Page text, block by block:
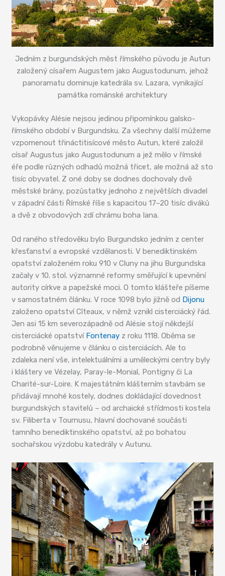
Jedním z burgundských měst římského původu je Autun
založený císařem Augustem jako Augustodunum, jehož
panoramatu dominuje katedrála sv. Lazara, vynikající
památka románské architektury
Vykopávky Alésie nejsou jedinou připomínkou galsko-
římského období v Burgundsku. Za všechny další můžeme
vzpomenout třináctitisícové město Autun, které založil
císař Augustus jako Augustodunum a jež mělo v římské
éře podle různých odhadů možná třicet, ale možná až sto
tisíc obyvatel. Z oné doby se dodnes dochovaly dvě
městské brány, pozůstatky jednoho z největších divadel
v západní části Římské říše s kapacitou 17–20 tisíc diváků
a dvě z obvodových zdí chrámu boha Iana.
Od raného středověku bylo Burgundsko jedním z center
křesťanství a evropské vzdělanosti. V benediktinském
opatství založeném roku 910 v Cluny na jihu Burgundska
začaly v 10. stol. významné reformy směřující k upevnění
autority církve a papežské moci. O tomto klášteře píšeme
v samostatném článku. V roce 1098 bylo jižně od Dijonu
založeno opatství Cîteaux, v němž vznikl cisterciácký řád.
Jen asi 15 km severozápadně od Alésie stojí někdejší
cisterciácké opatství Fontenay z roku 1118. Oběma se
podrobně věnujeme v článku o cisterciácích. Ale to
zdaleka není vše, intelektuálními a uměleckými centry byly
i kláštery ve Vézelay, Paray-le-Monial, Pontigny či La
Charité-sur-Loire. K majestátním klášterním stavbám se
přidávají mnohé kostely, dodnes dokládající dovednost
burgundských stavitelů – od archaické střídmosti kostela
sv. Filiberta v Tournusu, hlavní dochované součásti
tamního benediktinského opatství, až po bohatou
sochařskou výzdobu katedrály v Autunu.